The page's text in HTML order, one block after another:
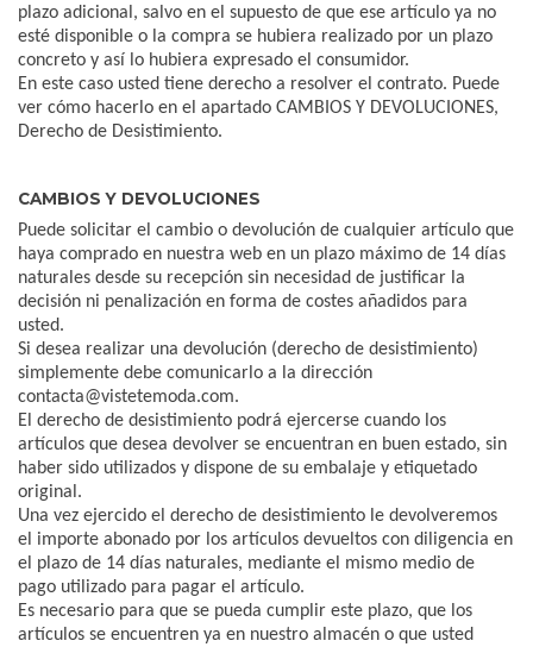
plazo adicional, salvo en el supuesto de que ese artículo ya no
esté disponible o la compra se hubiera realizado por un plazo
concreto y así lo hubiera expresado el consumidor.
En este caso usted tiene derecho a resolver el contrato. Puede
ver cómo hacerlo en el apartado CAMBIOS Y DEVOLUCIONES,
Derecho de Desistimiento.
CAMBIOS Y DEVOLUCIONES
Puede solicitar el cambio o devolución de cualquier artículo que
haya comprado en nuestra web en un plazo máximo de 14 días
naturales desde su recepción sin necesidad de justificar la
decisión ni penalización en forma de costes añadidos para
usted.
Si desea realizar una devolución (derecho de desistimiento)
simplemente debe comunicarlo a la dirección
contacta@vistetemoda.com.
El derecho de desistimiento podrá ejercerse cuando los
artículos que desea devolver se encuentran en buen estado, sin
haber sido utilizados y dispone de su embalaje y etiquetado
original.
Una vez ejercido el derecho de desistimiento le devolveremos
el importe abonado por los artículos devueltos con diligencia en
el plazo de 14 días naturales, mediante el mismo medio de
pago utilizado para pagar el artículo.
Es necesario para que se pueda cumplir este plazo, que los
artículos se encuentren ya en nuestro almacén o que usted